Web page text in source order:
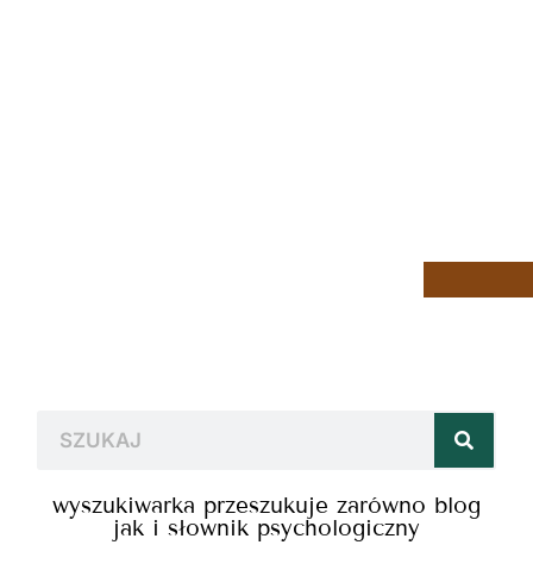
wyszukiwarka przeszukuje zarówno blog
jak i słownik psychologiczny